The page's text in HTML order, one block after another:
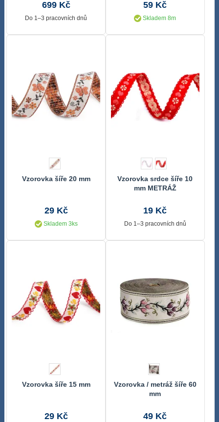
699 Kč
Do 1–3 pracovních dnů
59 Kč
Skladem 8m
Vzorovka šíře 20 mm
29 Kč
Skladem 3ks
Vzorovka srdce šíře 10
mm METRÁŽ
19 Kč
Do 1–3 pracovních dnů
Vzorovka šíře 15 mm
29 Kč
Vzorovka / metráž šíře 60
mm
49 Kč